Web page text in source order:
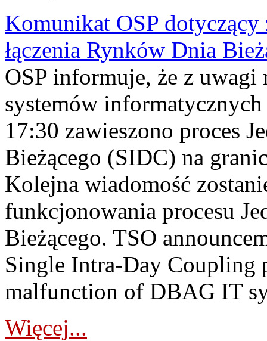
Komunikat OSP dotyczący
łączenia Rynków Dnia
OSP informuje, że z uwagi
systemów
17:30 zawieszono proces
Bieżącego (SIDC) na
Kolejna wiadomość
funkcjonowania procesu
Bieżącego. TSO
Single Intra-Day Coupling
malfunction of DBAG IT
Więcej...